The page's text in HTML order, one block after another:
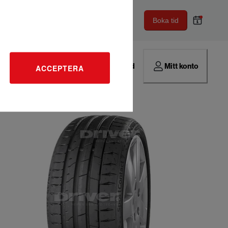
ACCEPTERA
Boka tid
Hitta verkstad Mitt konto